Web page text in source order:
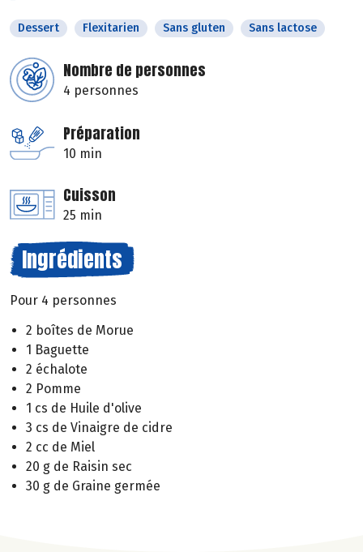
Dessert Flexitarien Sans gluten Sans lactose
Nombre de personnes
4 personnes
Préparation
10 min
Cuisson
25 min
Ingrédients
Pour 4 personnes
2 boîtes de Morue
1 Baguette
2 échalote
2 Pomme
1 cs de Huile d'olive
3 cs de Vinaigre de cidre
2 cc de Miel
20 g de Raisin sec
30 g de Graine germée